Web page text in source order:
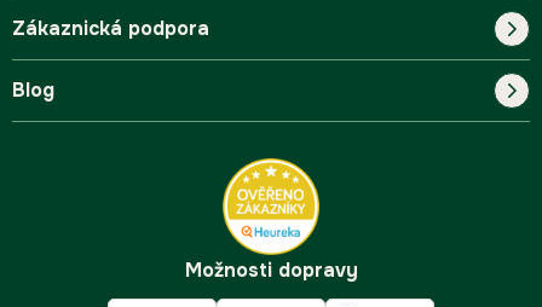
Náš příběh
Zákaznická podpora
Kontakt
Blog
Možnosti dopravy